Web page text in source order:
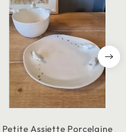
Petite Assiette Porcelaine